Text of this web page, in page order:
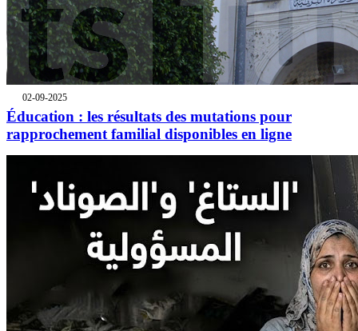
02-09-2025
Éducation : les résultats des mutations pour
rapprochement familial disponibles en ligne